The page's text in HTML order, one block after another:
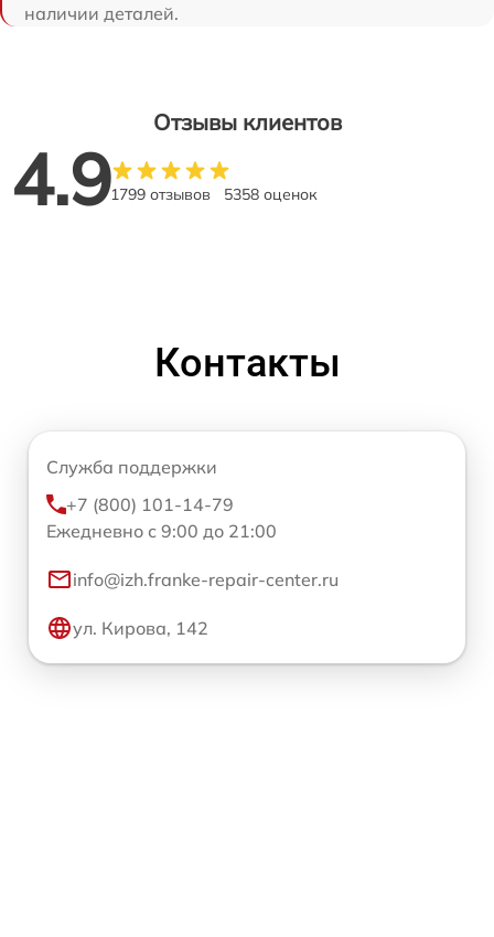
наличии деталей.
Отзывы клиентов
4.91799 отзывов 5358 оценок
Контакты
Служба поддержки
+7 (800) 101-14-79
Ежедневно с 9:00 до 21:00
info@izh.franke-repair-center.ru
ул. Кирова, 142